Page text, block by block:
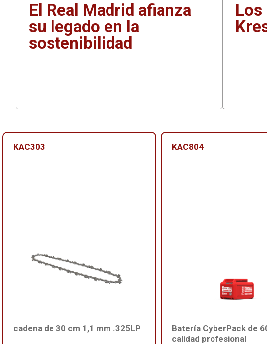
El Real Madrid afianza
su legado en la
sostenibilidad
KAC303
cadena de 30 cm 1,1 mm .325LP
KAC804
Batería CyberPack de
calidad profesional